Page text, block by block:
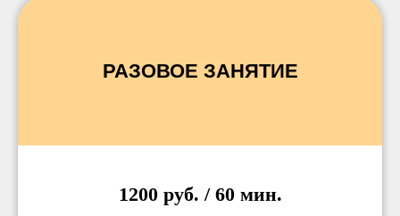
РАЗОВОЕ ЗАНЯТИЕ
1200 руб. / 60 мин.